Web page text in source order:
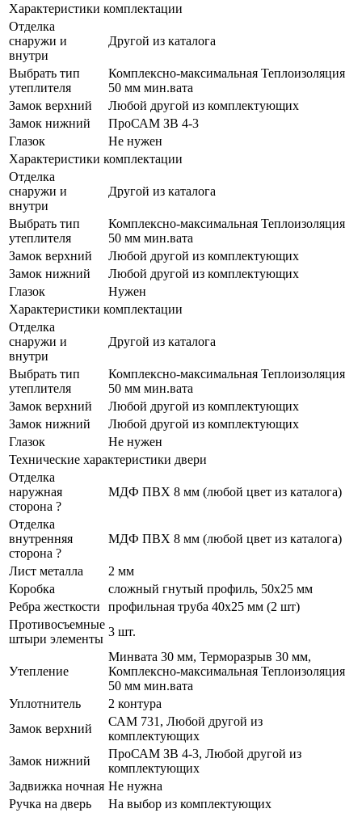
Характеристики комплектации
Отделка
снаружи и
внутри
Другой из каталога
Выбрать тип
утеплителя
Комплексно-максимальная Теплоизоляция
50 мм мин.вата
Замок верхний
Любой другой из комплектующих
Замок нижний
ПроСАМ ЗВ 4-3
Глазок
Не нужен
Характеристики комплектации
Отделка
снаружи и
внутри
Другой из каталога
Выбрать тип
утеплителя
Комплексно-максимальная Теплоизоляция
50 мм мин.вата
Замок верхний
Любой другой из комплектующих
Замок нижний
Любой другой из комплектующих
Глазок
Нужен
Характеристики комплектации
Отделка
снаружи и
внутри
Другой из каталога
Выбрать тип
утеплителя
Комплексно-максимальная Теплоизоляция
50 мм мин.вата
Замок верхний
Любой другой из комплектующих
Замок нижний
Любой другой из комплектующих
Глазок
Не нужен
Технические характеристики двери
Отделка
наружная
сторона ?
МДФ ПВХ 8 мм (любой цвет из каталога)
Отделка
внутренняя
сторона ?
МДФ ПВХ 8 мм (любой цвет из каталога)
Лист металла
2 мм
Коробка
сложный гнутый профиль, 50x25 мм
Ребра жесткости
профильная труба 40х25 мм (2 шт)
Противосъемные
штыри элементы
3 шт.
Утепление
Минвата 30 мм, Терморазрыв 30 мм,
Комплексно-максимальная Теплоизоляция
50 мм мин.вата
Уплотнитель
2 контура
Замок верхний
САМ 731, Любой другой из
комплектующих
Замок нижний
ПроСАМ ЗВ 4-3, Любой другой из
комплектующих
Задвижка ночная Не нужна
Ручка на дверь
На выбор из комплектующих